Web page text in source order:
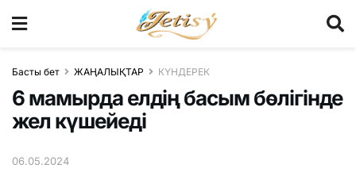
Басты бет ЖАҢАЛЫҚТАР КҮНДЕРЕК
6 мамырда елдің басым бөлігінде
жел күшейеді
06.05.2024